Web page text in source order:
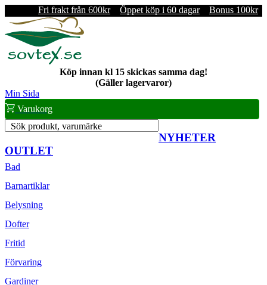
Fri frakt från 600kr Öppet köp i 60 dagar Bonus 100kr
Köp innan kl 15 skickas samma dag!
(Gäller lagervaror)
Min Sida
Varukorg
Sök produkt, varumärke
NYHETER
OUTLET
Bad
Barnartiklar
Belysning
Dofter
Fritid
Förvaring
Gardiner